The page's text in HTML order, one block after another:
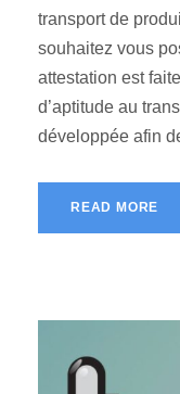
transport de
souhaitez vous
attestation est
d’aptitude au
développée afin
READ MORE